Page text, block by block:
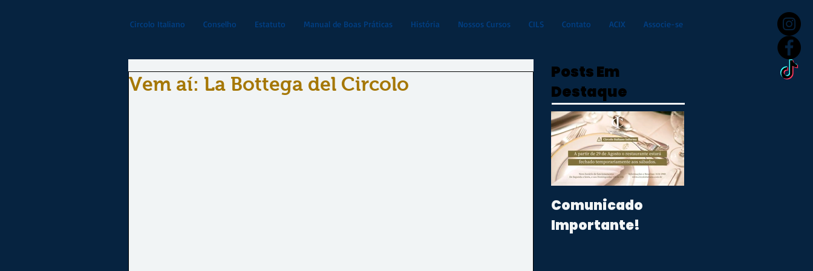
Circolo Italiano Conselho Estatuto Manual de Boas Práticas História Nossos Cursos CILS Contato ACIX Associe-se
Vem aí: La Bottega del Circolo
Posts Em
Destaque
Comunicado
Importante!